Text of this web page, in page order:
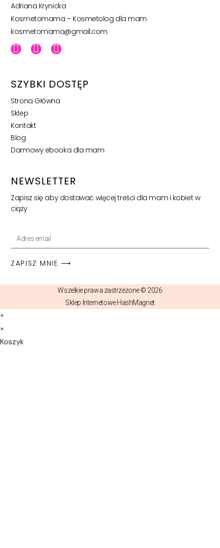
Adriana Krynicka
Kosmetomama – Kosmetolog dla mam
kosmetomama@gmail.com
SZYBKI DOSTĘP
Strona Główna
Sklep
Kontakt
Blog
Darmowy ebooka dla mam
NEWSLETTER
Zapisz się aby dostawać więcej treści dla mam i kobiet w
ciąży
ZAPISZ MNIE ⟶
Wszelkie prawa zastrzeżone © 2026
Sklep Internetowe HashMagnet
×
×
Koszyk